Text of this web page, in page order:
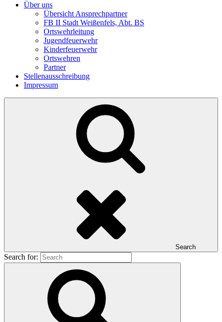
Über uns
Übersicht Ansprechpartner
FB II Stadt Weißenfels, Abt. BS
Ortswehrleitung
Jugendfeuerwehr
Kinderfeuerwehr
Ortswehren
Partner
Stellenausschreibung
Impressum
Search
Search for: